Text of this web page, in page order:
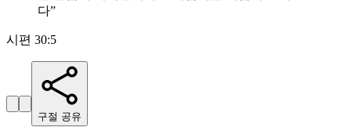
다”
시편 30:5
구절 공유